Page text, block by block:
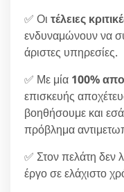
✅ Οι τέλειες
ενδυναμώνουν να
άριστες υπηρεσίες.
✅ Με μία 100%
επισκευής
βοηθήσουμε και
πρόβλημα
✅ Στον πελάτη δεν
έργο σε ελάχιστο